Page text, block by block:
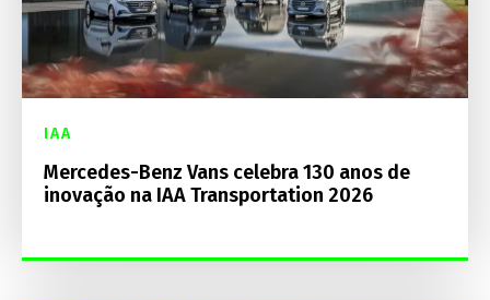
IAA
Mercedes-Benz Vans celebra 130 anos de
inovação na IAA Transportation 2026